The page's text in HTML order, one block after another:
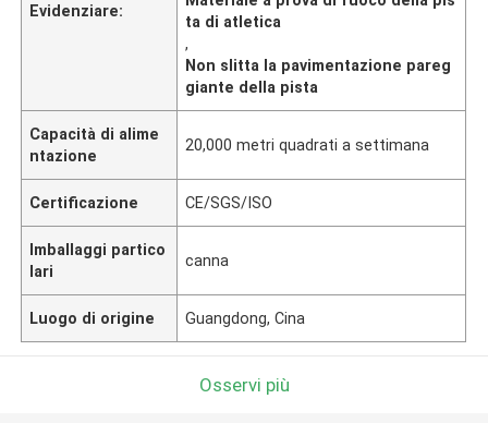
Evidenziare:
ta di atletica
,
Non slitta la pavimentazione pareg
giante della pista
Capacità di alime
ntazione
20,000 metri quadrati a settimana
Certificazione CE/SGS/ISO
Imballaggi partico
lari
canna
Luogo di origine Guangdong, Cina
Osservi più